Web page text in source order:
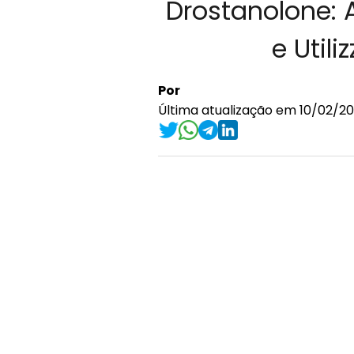
Drostanolone:
e
Por
Última atualização em 10/02/